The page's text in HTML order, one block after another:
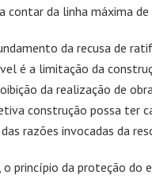
contar da linha máxima de
da recusa de
é a limitação da
da realização de
construção possa ter
razões invocadas da
o princípio da proteção do